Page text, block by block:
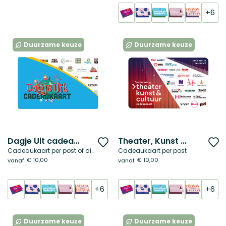
+6
Duurzame keuze
Dagje Uit cadeaubon
Cadeaukaart per post of digitaal
vanaf € 10,00
Voeg
toe
aan
verlanglijst
+6
Duurzame keuze
Theater, Kunst & Cultuur cadeaubon
Cadeaukaart per post
vanaf € 10,00
+6
Duurzame keuze Duurzame keuze